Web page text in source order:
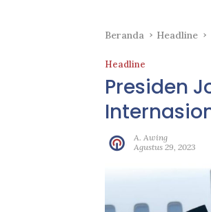
Beranda Headline
Headline
Presiden
A. Awing
Agustus 29, 2023